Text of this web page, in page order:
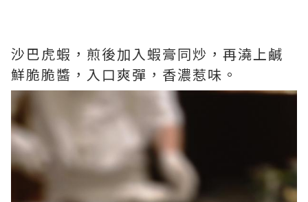
沙巴虎蝦，煎後加入蝦膏同炒，再澆上鹹
鮮脆脆醬，入口爽彈，香濃惹味。